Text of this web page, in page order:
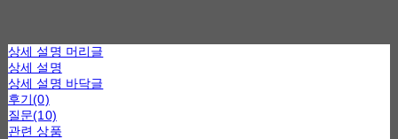
상세 설명 머리글
상세 설명
상세 설명 바닥글
후기(0)
질문(10)
관련 상품